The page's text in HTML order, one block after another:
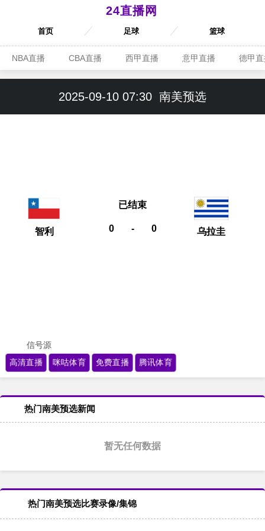
24直播网
首页 足球 篮球
NBA直播 CBA直播 西甲直播 意甲直播 德甲
2025-09-10 07:30 南美预选
智利 0 - 0
已结束
乌拉圭
信号源
高清直播 咪咕体育 免费直播 腾讯体育
热门南美预选新闻
暂无任何数据
热门南美预选比赛录像/集锦